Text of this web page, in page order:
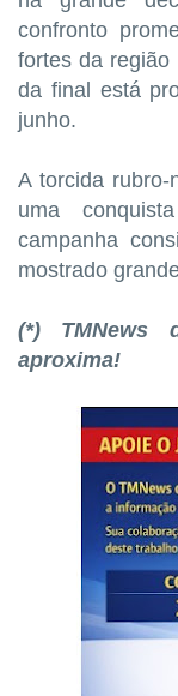
confronto
fortes da
da final está
junho.
A torcida
uma
campanha
mostrado
(*) TMNews
aproxima!